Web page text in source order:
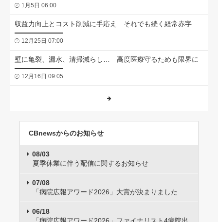
1月5日 06:00
収益力向上とコスト削減に手応え それでも続く経常赤字
12月25日 07:00
壁に亀裂、漏水、清掃減らし… 高度医療守るためも限界に
12月16日 09:05
CBnewsからのお知らせ
08/03
夏季休業に伴う配信に関するお知らせ
07/08
「病院広報アワード2026」大賞が決まりました
06/18